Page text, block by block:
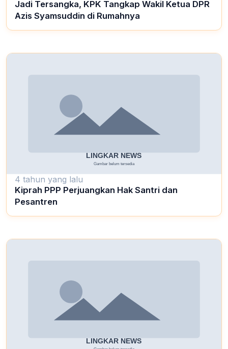
Jadi Tersangka, KPK Tangkap Wakil Ketua DPR
Azis Syamsuddin di Rumahnya
4 tahun yang lalu
Kiprah PPP Perjuangkan Hak Santri dan
Pesantren